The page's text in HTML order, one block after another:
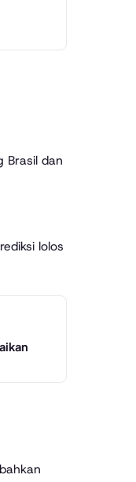
Brasil dan
lolos